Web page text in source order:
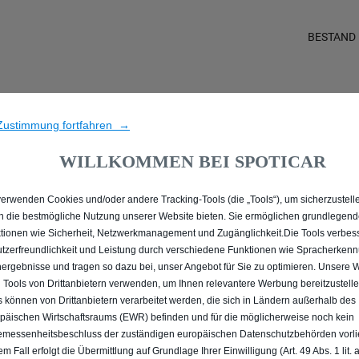
BESTAND
ALLE MIT PLUG-IN-
LINGEN (EMS)
fortfahren →
WILLKOMMEN BEI SPOTICAR
Cookies und/oder andere Tracking-Tools (die „Tools“), um
die bestmögliche Nutzung unserer Website bieten. Sie ermöglichen
wie Sicherheit, Netzwerkmanagement und Zugänglichkeit.Die Tools
und Leistung durch verschiedene Funktionen wie
und tragen so dazu bei, unser Angebot für Sie zu optimieren. Unsere
Tools von Drittanbietern verwenden, um Ihnen relevantere Werbung
können von Drittanbietern verarbeitet werden, die sich in Ländern außerhalb des
Wirtschaftsraums (EWR) befinden und für die möglicherweise noch kein
der zuständigen europäischen Datenschutzbehörden
Fall erfolgt die Übermittlung auf Grundlage Ihrer Einwilligung (Art. 49 Abs. 1 lit.